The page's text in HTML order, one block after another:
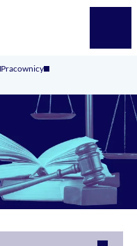
Pracownicy